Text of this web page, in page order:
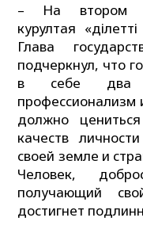
– На втором
курултая
Глава
подчеркнул, что
в себе два
профессионализм
должно
качеств
своей земле и
Человек,
получающий
достигнет